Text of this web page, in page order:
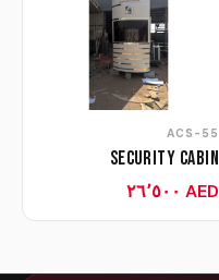
ACS-55
Security Cabin
AED ٢٦٬٥٠٠